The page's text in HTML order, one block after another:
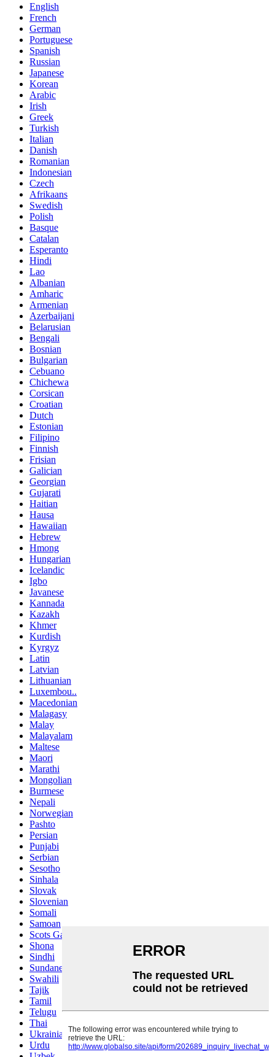
English
French
German
Portuguese
Spanish
Russian
Japanese
Korean
Arabic
Irish
Greek
Turkish
Italian
Danish
Romanian
Indonesian
Czech
Afrikaans
Swedish
Polish
Basque
Catalan
Esperanto
Hindi
Lao
Albanian
Amharic
Armenian
Azerbaijani
Belarusian
Bengali
Bosnian
Bulgarian
Cebuano
Chichewa
Corsican
Croatian
Dutch
Estonian
Filipino
Finnish
Frisian
Galician
Georgian
Gujarati
Haitian
Hausa
Hawaiian
Hebrew
Hmong
Hungarian
Icelandic
Igbo
Javanese
Kannada
Kazakh
Khmer
Kurdish
Kyrgyz
Latin
Latvian
Lithuanian
Luxembou..
Macedonian
Malagasy
Malay
Malayalam
Maltese
Maori
Marathi
Mongolian
Burmese
Nepali
Norwegian
Pashto
Persian
Punjabi
Serbian
Sesotho
Sinhala
Slovak
Slovenian
Somali
Samoan
Scots Gaelic
Shona
Sindhi
Sundanese
Swahili
Tajik
Tamil
Telugu
Thai
Ukrainian
Urdu